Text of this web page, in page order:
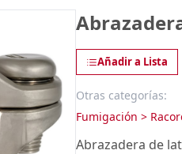
Añadir a Lista
Otras categorías:
Fumigación >
Abrazadera de